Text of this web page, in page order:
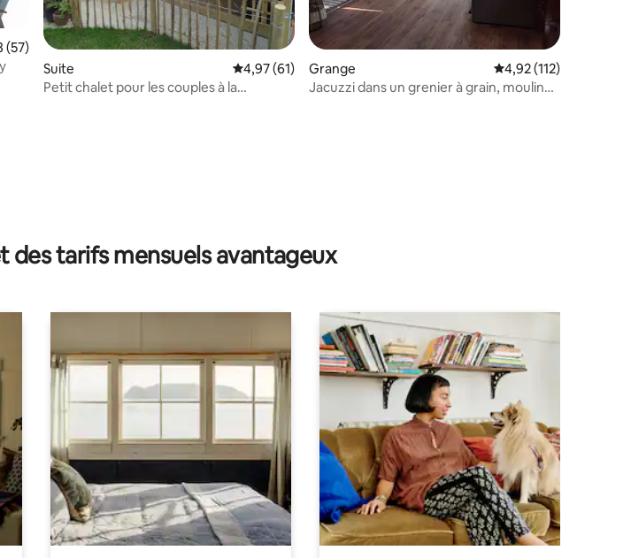
: 5 sur 5
moyenne sur la base de 57 commentaires : 4,88 sur 5
(57)
Suite Évaluation moyenne sur la base de 61 commentaires : 4,97 sur 5
4,97 (61)
Petit chalet pour les couples à la
Grange Évaluation moyenne
4,92 (112)
Jacuzzi dans un grenier à grain, moulin
des tarifs mensuels avantageux